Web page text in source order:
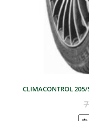
CLIMACONTROL 205/